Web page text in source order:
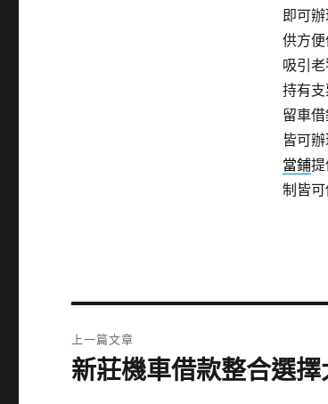
即可辦
供方
吸引
持有
留車
皆可
當鋪
制皆
章
上一篇文章
上
新莊機車借款整合選